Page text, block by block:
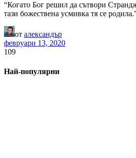
“Когато Бог решил да сътвори
тази божествена усмивка тя се
от александър
февруари 13, 2020
109
Най-популярни